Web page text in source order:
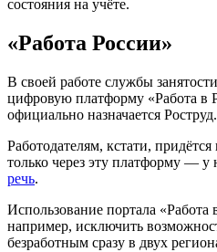
состояния на учёте.
«Работа России»
В своей работе службы
цифровую платформу «Работа в
официально назначается Роструд.
Работодателям, кстати,
только через эту платформу — у
речь.
Использование портала «Работа
например, исключить
безработным сразу в двух